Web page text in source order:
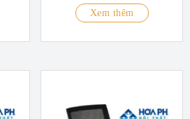
Xem thêm